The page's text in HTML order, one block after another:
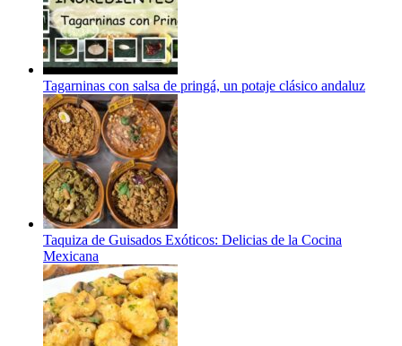
Tagarninas con salsa de pringá, un potaje clásico andaluz
Taquiza de Guisados Exóticos: Delicias de la Cocina
Mexicana